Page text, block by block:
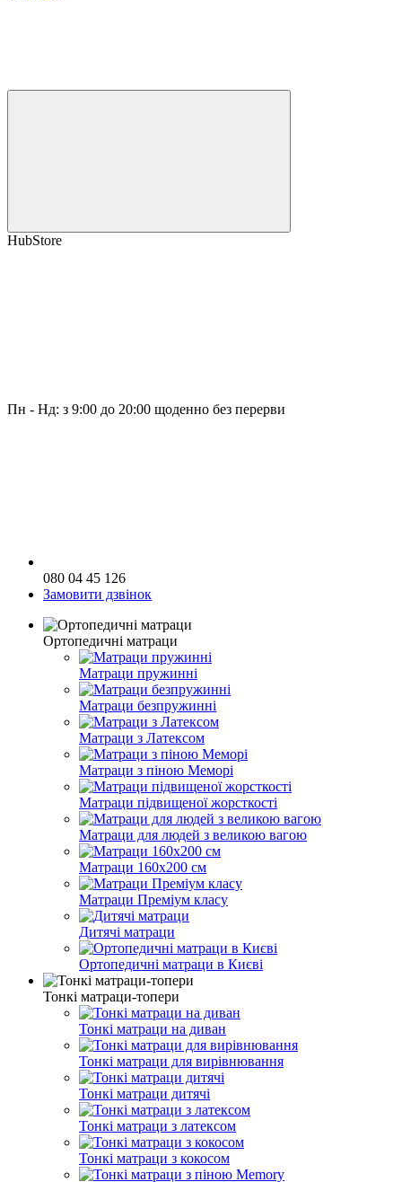
HubStore
Пн - Нд: з 9:00 до 20:00 щоденно без перерви
080 04 45 126
Замовити дзвінок
Ортопедичні матраци
Матраци пружинні
Матраци безпружинні
Матраци з Латексом
Матраци з піною Меморі
Матраци підвищеної жорсткості
Матраци для людей з великою вагою
Матраци 160х200 см
Матраци Преміум класу
Дитячі матраци
Ортопедичні матраци в Києві
Тонкі матраци-топери
Тонкі матраци на диван
Тонкі матраци для вирівнювання
Тонкі матраци дитячі
Тонкі матраци з латексом
Тонкі матраци з кокосом